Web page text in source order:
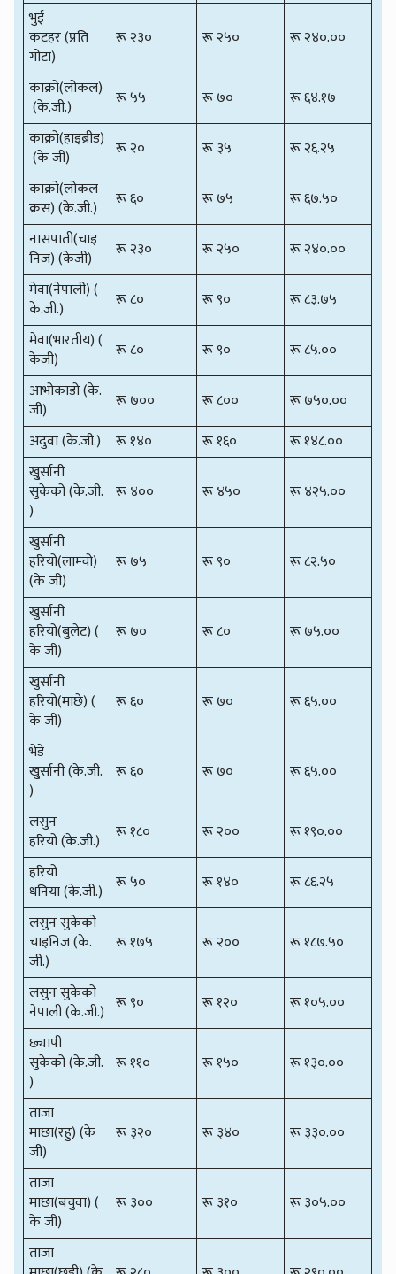
भुई
कटहर (प्रति
गोटा)
रू २३० रू २५० रू २४०.००
काक्रो(लोकल)
(के.जी.)
रू ५५ रू ७०
रू ६४.१७
काक्रो(हाइब्रीड)
(के जी)
रू २० रू ३५
रू २६.२५
काक्रो(लोकल
क्रस) (के.जी.)
रू ६० रू ७५
रू ६७.५०
नासपाती(चाइ
निज) (केजी)
रू २३० रू २५०
रू २४०.००
मेवा(नेपाली) (
के.जी.)
रू ८० रू ९०
रू ८३.७५
मेवा(भारतीय) (
केजी)
रू ८० रू ९०
रू ८५.००
आभोकाडो (के.
जी)
रू ७०० रू ८००
रू ७५०.००
अदुवा (के.जी.)
रू १४० रू १६०
रू १४८.००
खु्र्सानी
सुकेको (के.जी.
)
रू ४०० रू ४५० रू ४२५.००
खुर्सानी
हरियो(लाम्चो)
(के जी)
रू ७५ रू ९० रू ८२.५०
खुर्सानी
हरियो(बुलेट) (
के जी)
रू ७० रू ८० रू ७५.००
खुर्सानी
हरियो(माछे) (
के जी)
रू ६० रू ७० रू ६५.००
भेडे
खु्र्सानी (के.जी.
)
रू ६० रू ७० रू ६५.००
लसुन
हरियो (के.जी.)
रू १८० रू २००
रू १९०.००
हरियो
धनिया (के.जी.) रू ५० रू १४०
रू ८६.२५
लसुन सुकेको
चाइनिज (के.
जी.)
रू १७५ रू २०० रू १८७.५०
लसुन सुकेको
नेपाली (के.जी.) रू ९० रू १२०
रू १०५.००
छ्यापी
सुकेको (के.जी.
)
रू ११० रू १५० रू १३०.००
ताजा
माछा(रहु) (के
जी)
रू ३२० रू ३४० रू ३३०.००
ताजा
माछा(बचुवा) (
के जी)
रू ३०० रू ३१० रू ३०५.००
ताजा